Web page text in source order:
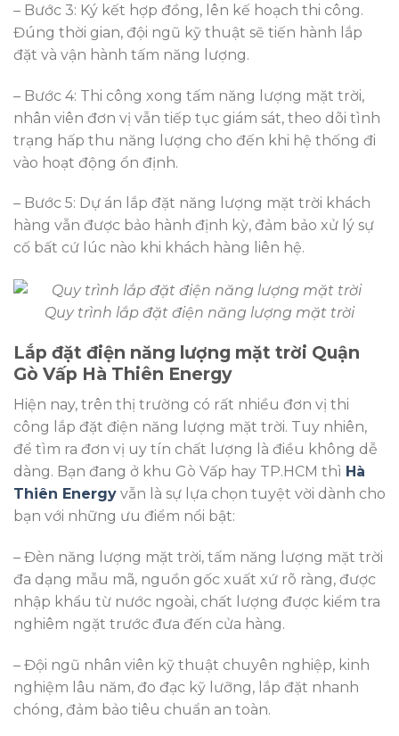
– Bước 3: Ký kết hợp đồng, lên kế hoạch thi công.
Đúng thời gian, đội ngũ kỹ thuật sẽ tiến hành lắp
đặt và vận hành tấm năng lượng.
– Bước 4: Thi công xong tấm năng lượng mặt trời,
nhân viên đơn vị vẫn tiếp tục giám sát, theo dõi tình
trạng hấp thu năng lượng cho đến khi hệ thống đi
vào hoạt động ổn định.
– Bước 5: Dự án lắp đặt năng lượng mặt trời khách
hàng vẫn được bảo hành định kỳ, đảm bảo xử lý sự
cố bất cứ lúc nào khi khách hàng liên hệ.
Quy trình lắp đặt điện năng lượng mặt trời
Lắp đặt điện năng lượng mặt trời Quận
Gò Vấp Hà Thiên Energy
Hiện nay, trên thị trường có rất nhiều đơn vị thi
công lắp đặt điện năng lượng mặt trời. Tuy nhiên,
để tìm ra đơn vị uy tín chất lượng là điều không dễ
dàng. Bạn đang ở khu Gò Vấp hay TP.HCM thì Hà
Thiên Energy vẫn là sự lựa chọn tuyệt vời dành cho
bạn với những ưu điểm nổi bật:
– Đèn năng lượng mặt trời, tấm năng lượng mặt trời
đa dạng mẫu mã, nguồn gốc xuất xứ rõ ràng, được
nhập khẩu từ nước ngoài, chất lượng được kiểm tra
nghiêm ngặt trước đưa đến cửa hàng.
– Đội ngũ nhân viên kỹ thuật chuyên nghiệp, kinh
nghiệm lâu năm, đo đạc kỹ lưỡng, lắp đặt nhanh
chóng, đảm bảo tiêu chuẩn an toàn.